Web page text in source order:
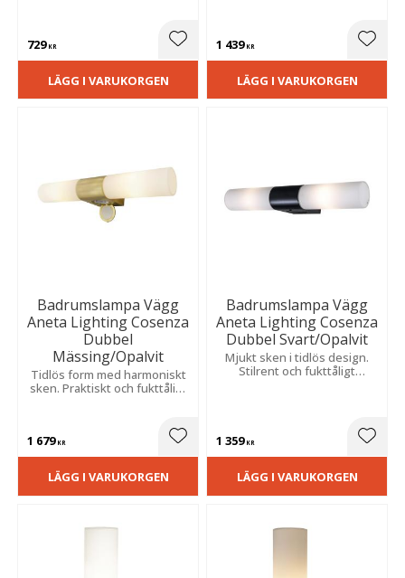
729KR Lägg till i favoriter
LÄGG I VARUKORGEN
1 439KR
LÄGG I VARUKORGEN
Badrumslampa Vägg
Aneta Lighting Cosenza
Dubbel
Mässing/Opalvit
Tidlös form med harmoniskt
sken. Praktiskt och fukttåligt
1 679KR Lägg till i favoriter
LÄGG I VARUKORGEN
Badrumslampa Vägg
Aneta Lighting Cosenza
Dubbel Svart/Opalvit
Mjukt sken i tidlös design.
Stilrent och fukttåligt
1 359KR
LÄGG I VARUKORGEN